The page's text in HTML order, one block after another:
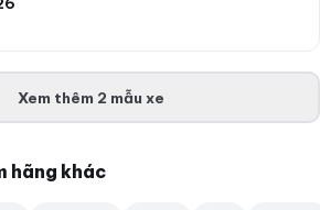
Xem thêm 2 mẫu xe
hãng khác